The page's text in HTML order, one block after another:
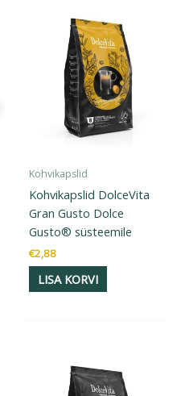
Kohvikapslid
Kohvikapslid DolceVita
Gran Gusto Dolce
Gusto® süsteemile
€2,88
LISA KORVI